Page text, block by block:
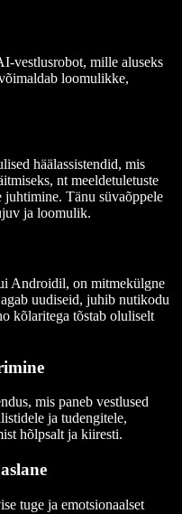
vestlusrobot, mille aluseks
loomulikke,
häälassistendid, mis
nt meeldetuletuste
juhtimine. Tänu süvaõppele
ja loomulik.
Androidil, on mitmekülgne
uudiseid, juhib nutikodu
kõlaritega tõstab oluliselt
mis paneb vestlused
ja tudengitele,
hõlpsalt ja kiiresti.
tuge ja emotsionaalset